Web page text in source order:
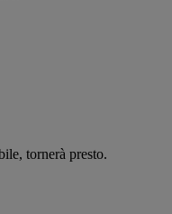
tornerà presto.